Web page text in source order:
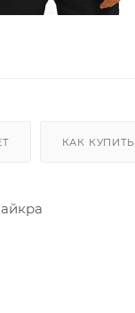
КАК КУПИТЬ